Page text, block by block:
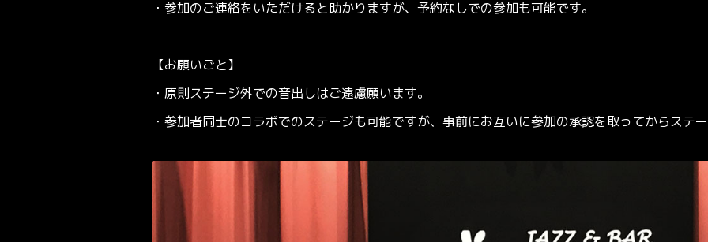
・参加のご連絡をいただけると助かりますが、予約なしでの参加も可能です。
【お願いごと】
・原則ステージ外での音出しはご遠慮願います。
・参加者同士のコラボでのステージも可能ですが、事前にお互いに参加の承認を取ってからステ